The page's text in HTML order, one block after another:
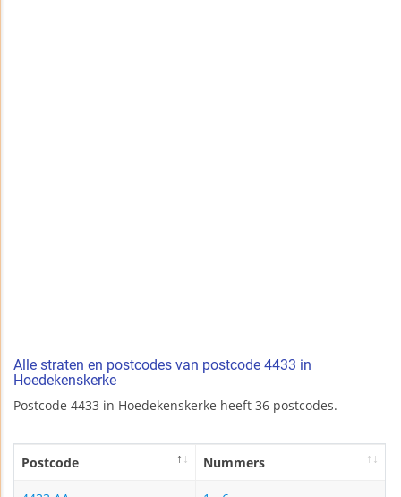
Alle straten en postcodes van postcode 4433 in
Hoedekenskerke
Postcode 4433 in Hoedekenskerke heeft 36 postcodes.
Postcode Nummers